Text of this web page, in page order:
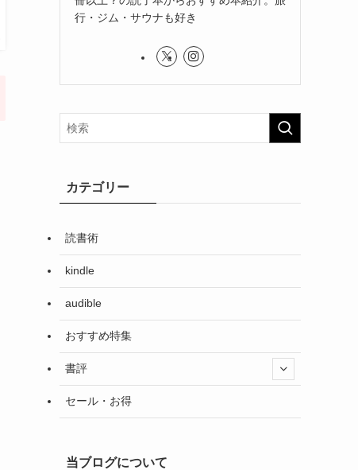
行・ジム・サウナも好き
カテゴリー
読書術
kindle
audible
おすすめ特集
書評
セール・お得
当ブログについて